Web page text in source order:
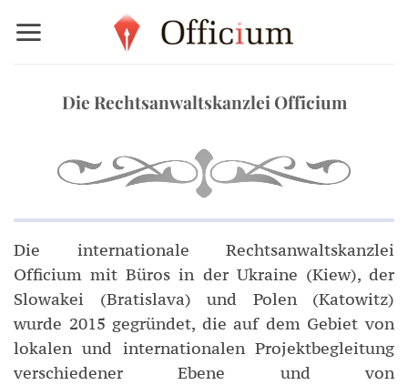
Inhalt
Die Rechtsanwaltskanzlei Officium
Die internationale Rechtsanwaltskanzlei
Officium mit Büros in der Ukraine (Kiew), der
Slowakei (Bratislava) und Polen (Katowitz)
wurde 2015 gegründet, die auf dem Gebiet von
lokalen und internationalen Projektbegleitung
verschiedener Ebene und von